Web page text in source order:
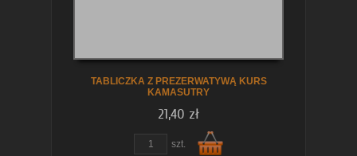
TABLICZKA Z PREZERWATYWĄ KURS
KAMASUTRY
21,40 zł
szt.
zobacz szczegóły